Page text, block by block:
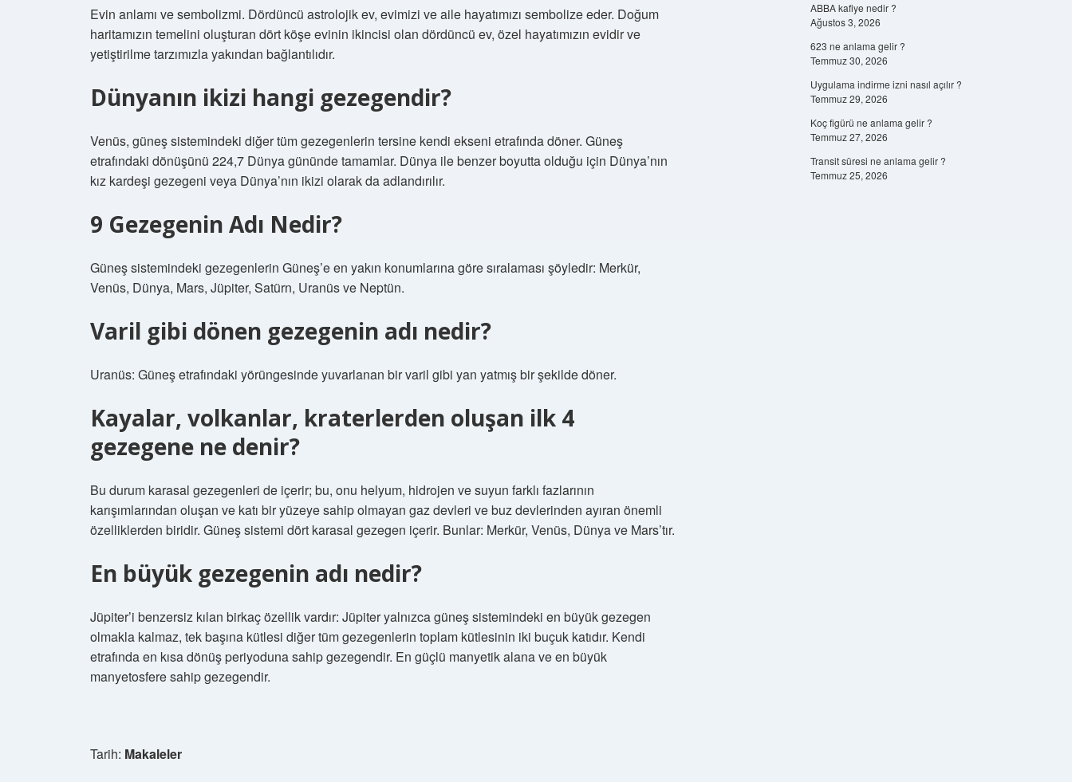
Evin anlamı ve sembolizmi. Dördüncü astrolojik ev, evimizi ve aile hayatımızı sembolize eder. Doğum
haritamızın temelini oluşturan dört köşe evinin ikincisi olan dördüncü ev, özel hayatımızın evidir ve
yetiştirilme tarzımızla yakından bağlantılıdır.
Dünyanın ikizi hangi gezegendir?
Venüs, güneş sistemindeki diğer tüm gezegenlerin tersine kendi ekseni etrafında döner. Güneş
etrafındaki dönüşünü 224,7 Dünya gününde tamamlar. Dünya ile benzer boyutta olduğu için Dünya’nın
kız kardeşi gezegeni veya Dünya’nın ikizi olarak da adlandırılır.
9 Gezegenin Adı Nedir?
Güneş sistemindeki gezegenlerin Güneş’e en yakın konumlarına göre sıralaması şöyledir: Merkür,
Venüs, Dünya, Mars, Jüpiter, Satürn, Uranüs ve Neptün.
Varil gibi dönen gezegenin adı nedir?
Uranüs: Güneş etrafındaki yörüngesinde yuvarlanan bir varil gibi yan yatmış bir şekilde döner.
Kayalar, volkanlar, kraterlerden oluşan ilk 4
gezegene ne denir?
Bu durum karasal gezegenleri de içerir; bu, onu helyum, hidrojen ve suyun farklı fazlarının
karışımlarından oluşan ve katı bir yüzeye sahip olmayan gaz devleri ve buz devlerinden ayıran önemli
özelliklerden biridir. Güneş sistemi dört karasal gezegen içerir. Bunlar: Merkür, Venüs, Dünya ve Mars’tır.
En büyük gezegenin adı nedir?
Jüpiter’i benzersiz kılan birkaç özellik vardır: Jüpiter yalnızca güneş sistemindeki en büyük gezegen
olmakla kalmaz, tek başına kütlesi diğer tüm gezegenlerin toplam kütlesinin iki buçuk katıdır. Kendi
etrafında en kısa dönüş periyoduna sahip gezegendir. En güçlü manyetik alana ve en büyük
manyetosfere sahip gezegendir.
Tarih: Makaleler
ABBA kafiye nedir ?
Ağustos 3, 2026
623 ne anlama gelir ?
Temmuz 30, 2026
Uygulama indirme izni nasıl açılır ?
Temmuz 29, 2026
Koç figürü ne anlama gelir ?
Temmuz 27, 2026
Transit süresi ne anlama gelir ?
Temmuz 25, 2026